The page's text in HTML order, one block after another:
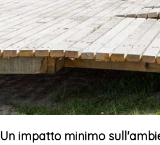
Un impatto minimo